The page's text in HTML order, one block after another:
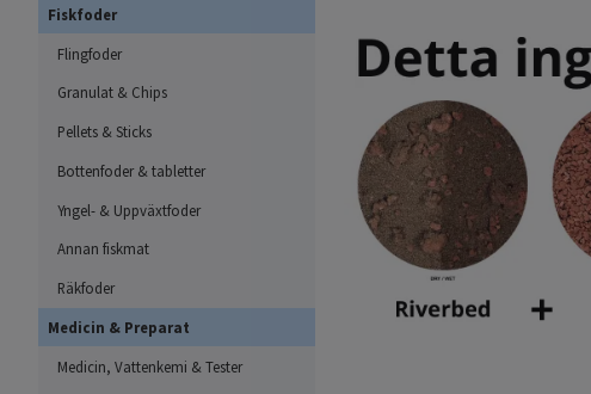
Fiskfoder
Flingfoder
Granulat & Chips
Pellets & Sticks
Bottenfoder & tabletter
Yngel- & Uppväxtfoder
Annan fiskmat
Räkfoder
Medicin & Preparat
Medicin, Vattenkemi & Tester